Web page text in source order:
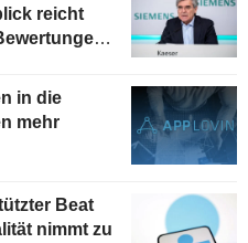
reicht
in die
mehr
Beat
nimmt zu